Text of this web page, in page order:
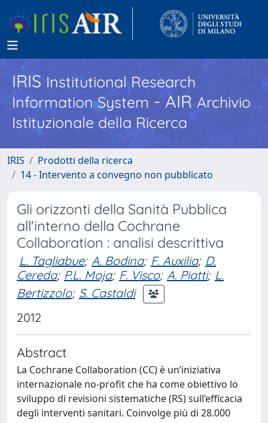
IRISInstitutional Research
Information System - AIR Archivio
Istituzionale della Ricerca
IRIS
Prodotti della ricerca
14 - Intervento a convegno non pubblicato
Gli orizzonti della Sanità Pubblica
all'interno della Cochrane
Collaboration : analisi descrittiva
L. Tagliabue; A. Bodina; F. Auxilia; D.
Cereda; P.L. Moja; F. Visco; A. Piatti; L.
Bertizzolo; S. Castaldi
2012
Abstract
La Cochrane Collaboration (CC) è un’iniziativa
internazionale no-profit che ha come obiettivo lo
sviluppo di revisioni sistematiche (RS) sull’efficacia
degli interventi sanitari. Coinvolge più di 28.000